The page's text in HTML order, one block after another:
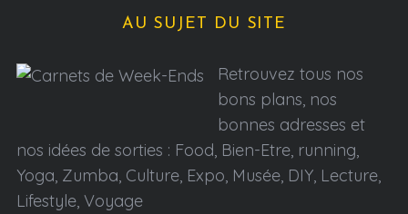
AU SUJET DU SITE
Retrouvez tous nos
bons plans, nos
bonnes adresses et
nos idées de sorties : Food, Bien-Etre, running,
Yoga, Zumba, Culture, Expo, Musée, DIY, Lecture,
Lifestyle, Voyage